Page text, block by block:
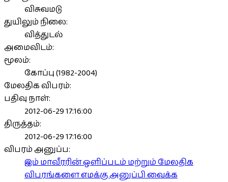
விசுவமடு
துயிலும் நிலை:
வித்துடல்
அமைவிடம்:
மூலம்:
கோப்பு (1982-2004)
மேலதிக விபரம்:
பதிவு நாள்:
2012-06-29 17:16:00
திருத்தம்:
2012-06-29 17:16:00
விபரம் அனுப்ப:
இம் மாவீரரின் ஒளிப்படம் மற்றும் மேலதிக
விபரங்களை எமக்கு அனுப்பி வைக்க